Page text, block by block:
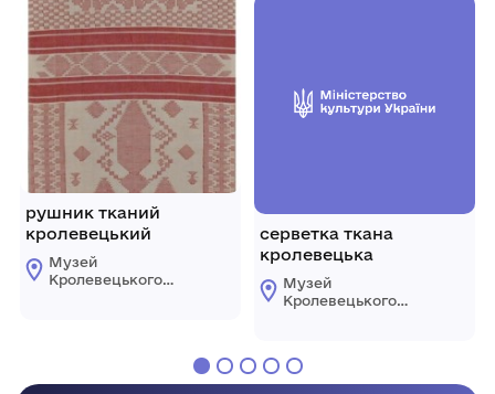
рушник тканий
кролевецький
Музей
Кролевецького
серветка ткана
кролевецька
Музей
Кролевецького